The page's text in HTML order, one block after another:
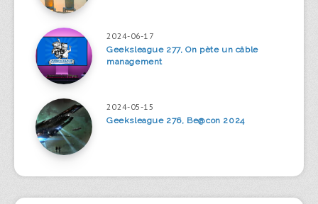
2024-06-17
Geeksleague 277, On pète un câble
management
2024-05-15
Geeksleague 276, Be@con 2024